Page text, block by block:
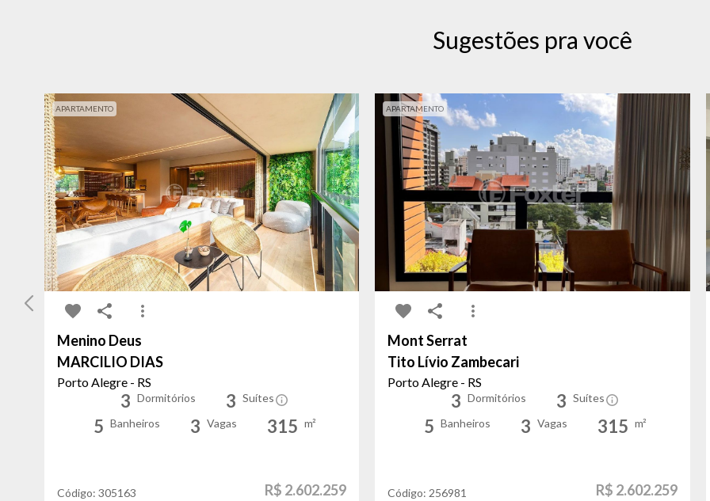
Sugestões pra você
APARTAMENTO
Menino Deus
MARCILIO DIAS
Porto Alegre - RS
3 Dormitórios 3 Suítes
5 Banheiros 3 Vagas 315 m²
Código: 305163 R$ 2.602.259
APARTAMENTO
Mont Serrat
Tito Lívio Zambecari
Porto Alegre - RS
3 Dormitórios 3 Suítes
5 Banheiros 3 Vagas 315 m²
Código:256981 R$ 2.602.259